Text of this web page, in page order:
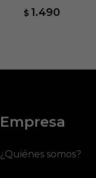
$ 1.490
Empresa
¿Quiénes somos?